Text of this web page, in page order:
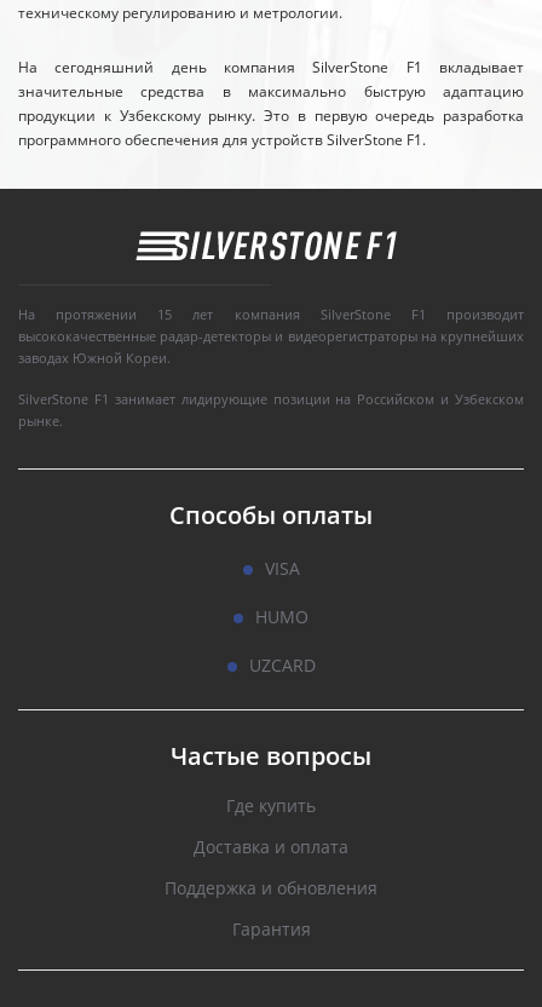
техническому регулированию и метрологии.
На сегодняшний день компания SilverStone F1 вкладывает
значительные средства в максимально быструю адаптацию
продукции к Узбекскому рынку. Это в первую очередь разработка
программного обеспечения для устройств SilverStone F1.
На протяжении 15 лет компания SilverStone F1 производит
высококачественные радар-детекторы и видеорегистраторы на крупнейших
заводах Южной Кореи.
SilverStone F1 занимает лидирующие позиции на Российском и Узбекском
рынке.
Способы оплаты
VISA
HUMO
UZCARD
Частые вопросы
Где купить
Доставка и оплата
Поддержка и обновления
Гарантия